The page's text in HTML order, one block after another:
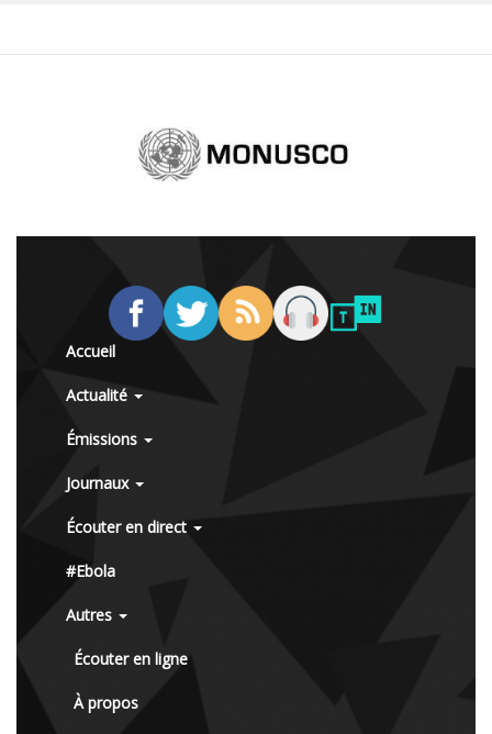
Accueil
Actualité
Émissions
Journaux
Écouter en direct
#Ebola
Autres
Écouter en ligne
À propos